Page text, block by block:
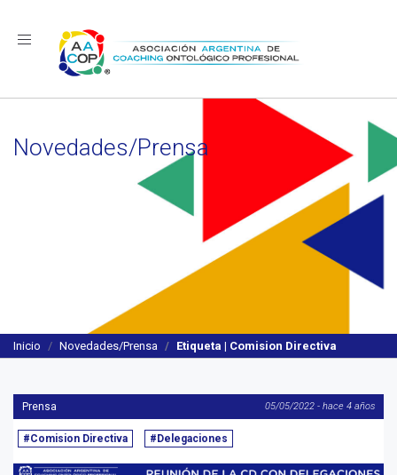
Navegación
Novedades/Prensa
Inicio Novedades/Prensa Etiqueta | Comision Directiva
Prensa 05/05/2022 - hace 4 años
#Comision Directiva #Delegaciones